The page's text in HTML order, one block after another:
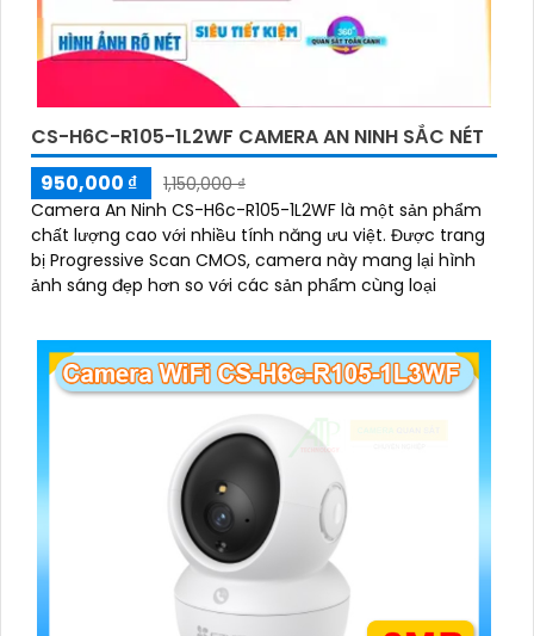
CS-H6C-R105-1L2WF CAMERA AN NINH SẮC NÉT
950,000 ₫
1,150,000 ₫
Camera An Ninh CS-H6c-R105-1L2WF là một sản phẩm
chất lượng cao với nhiều tính năng ưu việt. Được trang
bị Progressive Scan CMOS, camera này mang lại hình
ảnh sáng đẹp hơn so với các sản phẩm cùng loại